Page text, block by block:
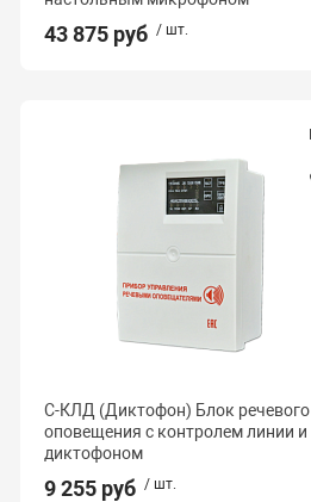
43 875 руб / шт.
С-КЛД (Диктофон) Блок речевого
оповещения с контролем линии и
диктофоном
9 255 руб / шт.